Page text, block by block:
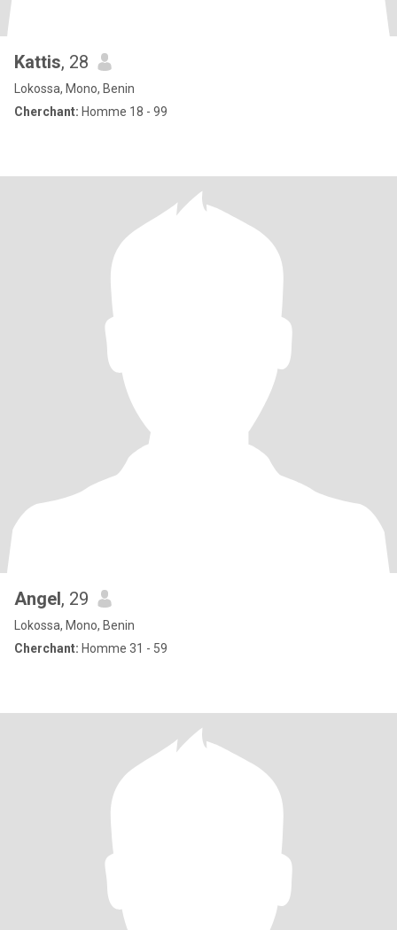
Kattis, 28
Lokossa, Mono, Benin
Cherchant: Homme 18 - 99
Angel, 29
Lokossa, Mono, Benin
Cherchant: Homme 31 - 59